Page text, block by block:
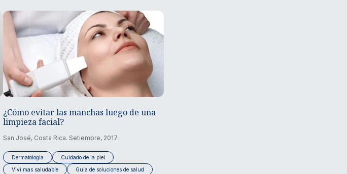
¿Cómo evitar las manchas luego de una
limpieza facial?
San José, Costa Rica. Setiembre, 2017.
Dermatologia
Cuidado de la piel
Vivi mas saludable
Guia de soluciones de salud